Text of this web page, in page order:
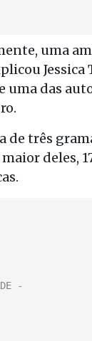
uma
Jessica
uma das
três
deles,